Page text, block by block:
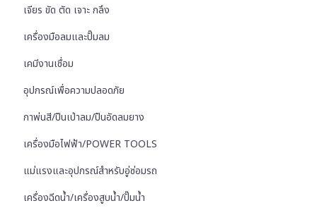
เจียร ขัด ตัด เจาะ กลึง
เครื่องมือลมและปั๊มลม
เคมีงานเชื่อม
อุปกรณ์เพื่อความปลอดภัย
กาพ่นสี/ปืนเป่าลม/ปืนอัดลมยาง
เครื่องมือไฟฟ้า/POWER TOOLS
แม่แรงและอุปกรณ์สำหรับอู่ซ่อมรถ
เครื่องฉีดน้ำ/เครื่องสูบน้ำ/ปั๊มน้ำ